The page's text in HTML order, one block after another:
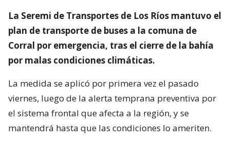
La Seremi de Transportes de Los Ríos mantuvo el
plan de transporte de buses a la comuna de
Corral por emergencia, tras el cierre de la bahía
por malas condiciones climáticas.
La medida se aplicó por primera vez el pasado
viernes, luego de la alerta temprana preventiva por
el sistema frontal que afecta a la región, y se
mantendrá hasta que las condiciones lo ameriten.